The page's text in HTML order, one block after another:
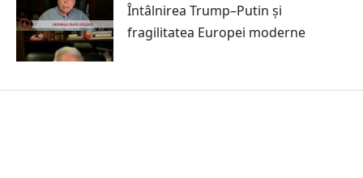
Întâlnirea Trump–Putin și
fragilitatea Europei moderne